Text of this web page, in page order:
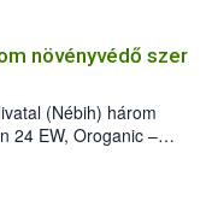
a szlovák
megállítása érdekében.
növényvédő szer
(Nébih) három
24 EW, Oroganic –
szüretet követően,